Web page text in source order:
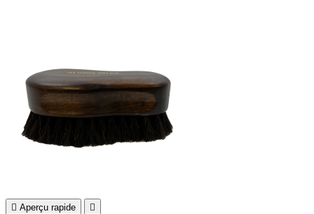
 Aperçu rapide 